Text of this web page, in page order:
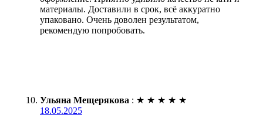
материалы. Доставили в срок, всё аккуратно
упаковано. Очень доволен результатом,
рекомендую попробовать.
Ульяна Мещерякова : ★ ★ ★ ★ ★
18.05.2025